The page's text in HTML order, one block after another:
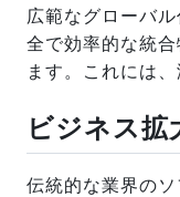
広範なグローバ
全で効率的な統
ます。これには
ビジネス拡
伝統的な業界の